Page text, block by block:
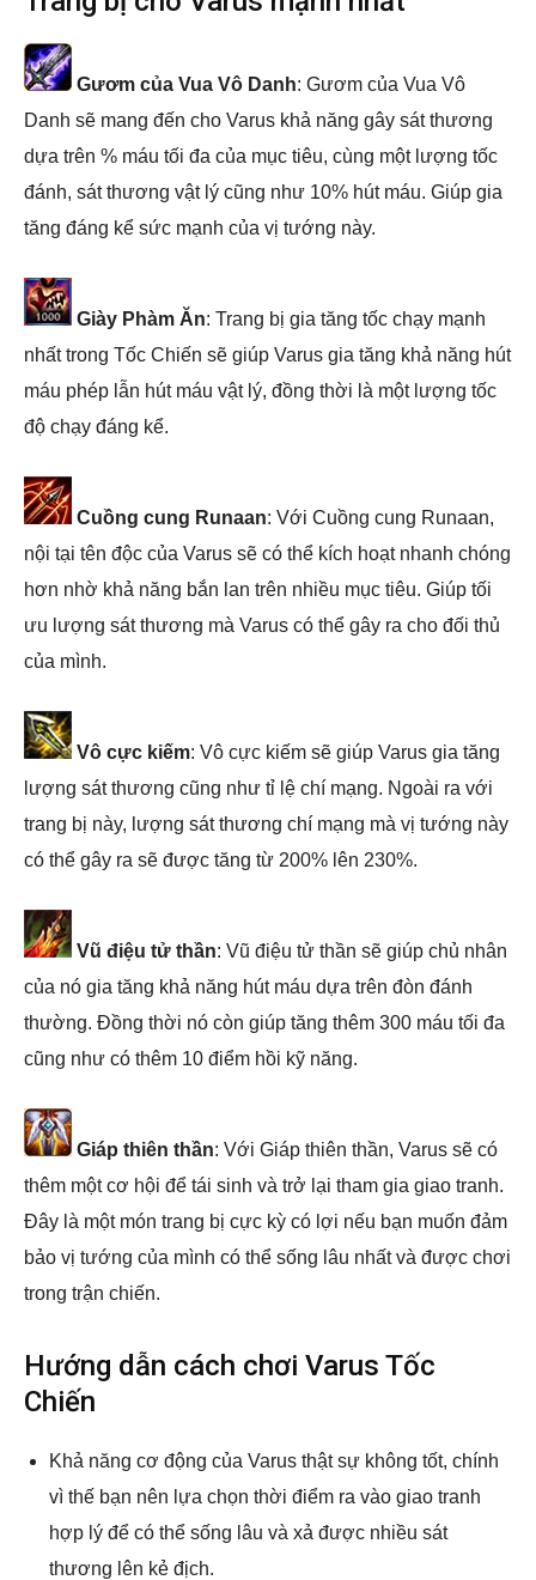
Gươm của Vua Vô Danh: Gươm của Vua Vô
Danh sẽ mang đến cho Varus khả năng gây sát thương
dựa trên % máu tối đa của mục tiêu, cùng một lượng tốc
đánh, sát thương vật lý cũng như 10% hút máu. Giúp gia
tăng đáng kể sức mạnh của vị tướng này.
Giày Phàm Ăn: Trang bị gia tăng tốc chạy mạnh
nhất trong Tốc Chiến sẽ giúp Varus gia tăng khả năng hút
máu phép lẫn hút máu vật lý, đồng thời là một lượng tốc
độ chạy đáng kể.
Cuồng cung Runaan: Với Cuồng cung Runaan,
nội tại tên độc của Varus sẽ có thể kích hoạt nhanh chóng
hơn nhờ khả năng bắn lan trên nhiều mục tiêu. Giúp tối
ưu lượng sát thương mà Varus có thể gây ra cho đối thủ
của mình.
Vô cực kiếm: Vô cực kiếm sẽ giúp Varus gia tăng
lượng sát thương cũng như tỉ lệ chí mạng. Ngoài ra với
trang bị này, lượng sát thương chí mạng mà vị tướng này
có thể gây ra sẽ được tăng từ 200% lên 230%.
Vũ điệu tử thần: Vũ điệu tử thần sẽ giúp chủ nhân
của nó gia tăng khả năng hút máu dựa trên đòn đánh
thường. Đồng thời nó còn giúp tăng thêm 300 máu tối đa
cũng như có thêm 10 điểm hồi kỹ năng.
Giáp thiên thần: Với Giáp thiên thần, Varus sẽ có
thêm một cơ hội để tái sinh và trở lại tham gia giao tranh.
Đây là một món trang bị cực kỳ có lợi nếu bạn muốn đảm
bảo vị tướng của mình có thể sống lâu nhất và được chơi
trong trận chiến.
Hướng dẫn cách chơi Varus Tốc
Chiến
Khả năng cơ động của Varus thật sự không tốt, chính
vì thế bạn nên lựa chọn thời điểm ra vào giao tranh
hợp lý để có thể sống lâu và xả được nhiều sát
thương lên kẻ địch.